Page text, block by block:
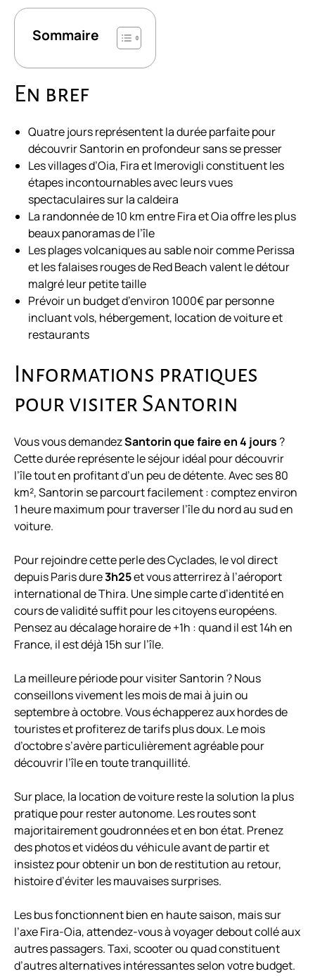
Sommaire
En bref
Quatre jours représentent la durée parfaite pour
découvrir Santorin en profondeur sans se presser
Les villages d’Oia, Fira et Imerovigli constituent les
étapes incontournables avec leurs vues
spectaculaires sur la caldeira
La randonnée de 10 km entre Fira et Oia offre les plus
beaux panoramas de l’île
Les plages volcaniques au sable noir comme Perissa
et les falaises rouges de Red Beach valent le détour
malgré leur petite taille
Prévoir un budget d’environ 1000€ par personne
incluant vols, hébergement, location de voiture et
restaurants
Informations pratiques
pour visiter Santorin
Vous vous demandezSantorin que faire en 4 jours ?
Cette durée représente le séjour idéal pour découvrir
l’île tout en profitant d’un peu de détente. Avec ses 80
km², Santorin se parcourt facilement : comptez environ
1 heure maximum pour traverser l’île du nord au sud en
voiture.
Pour rejoindre cette perle des Cyclades, le vol direct
depuis Paris dure3h25et vous atterrirez à l’aéroport
international de Thira. Une simple carte d’identité en
cours de validité suffit pour les citoyens européens.
Pensez au décalage horaire de +1h : quand il est 14h en
France, il est déjà 15h sur l’île.
La meilleure période pour visiter Santorin ? Nous
conseillons vivement les mois de mai à juin ou
septembre à octobre. Vous échapperez aux hordes de
touristes et profiterez de tarifs plus doux. Le mois
d’octobre s’avère particulièrement agréable pour
découvrir l’île en toute tranquillité.
Sur place, la location de voiture reste la solution la plus
pratique pour rester autonome. Les routes sont
majoritairement goudronnées et en bon état. Prenez
des photos et vidéos du véhicule avant de partir et
insistez pour obtenir un bon de restitution au retour,
histoire d’éviter les mauvaises surprises.
Les bus fonctionnent bien en haute saison, mais sur
l’axe Fira-Oia, attendez-vous à voyager debout collé aux
autres passagers. Taxi, scooter ou quad constituent
d’autres alternatives intéressantes selon votre budget.